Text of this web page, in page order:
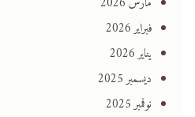
فبراير 2026
يناير 2026
ديسمبر 2025
نوفمبر 2025